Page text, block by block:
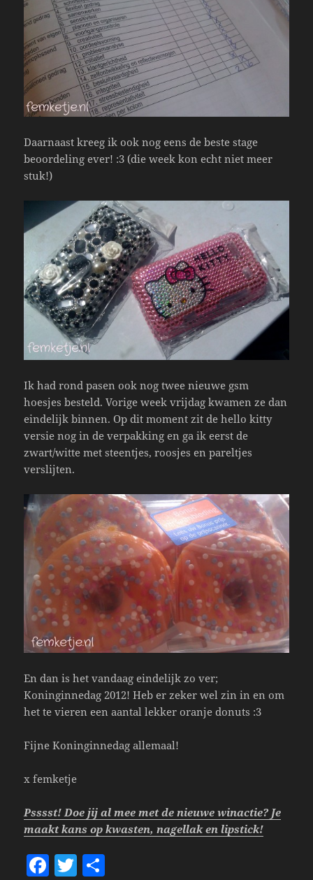
Daarnaast kreeg ik ook nog eens de beste stage
beoordeling ever! :3 (die week kon echt niet meer
stuk!)
Ik had rond pasen ook nog twee nieuwe gsm
hoesjes besteld. Vorige week vrijdag kwamen ze dan
eindelijk binnen. Op dit moment zit de hello kitty
versie nog in de verpakking en ga ik eerst de
zwart/witte met steentjes, roosjes en pareltjes
verslijten.
En dan is het vandaag eindelijk zo ver;
Koninginnedag 2012! Heb er zeker wel zin in en om
het te vieren een aantal lekker oranje donuts :3
Fijne Koninginnedag allemaal!
x femketje
Psssst! Doe jij al mee met de nieuwe winactie? Je
maakt kans op kwasten, nagellak en lipstick!
F T